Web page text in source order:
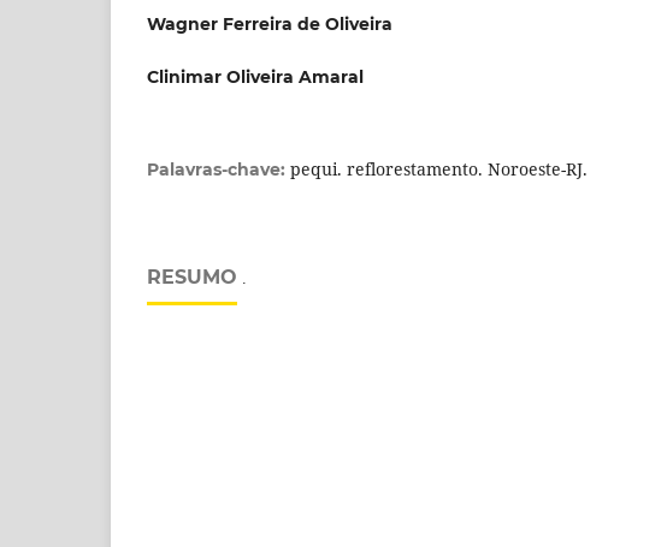
Wagner Ferreira de Oliveira
Clinimar Oliveira Amaral
Palavras-chave: pequi. reflorestamento. Noroeste-RJ.
RESUMO .